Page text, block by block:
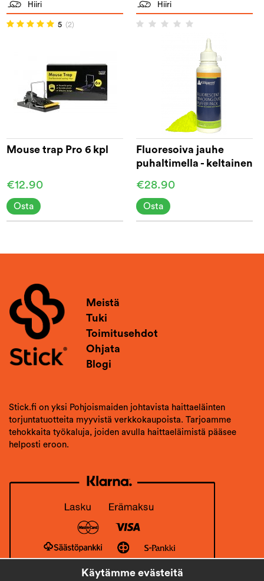
Hiiri
5 (2)
Mouse trap Pro 6 kpl
€12.90
Osta
Hiiri
Fluoresoiva jauhe
puhaltimella - keltainen
€28.90
Osta
Meistä
Tuki
Toimitusehdot
Ohjata
Blogi
Stick.fi on yksi Pohjoismaiden johtavista haittaeläinten
torjuntatuotteita myyvistä verkkokaupoista. Tarjoamme
tehokkaita työkaluja, joiden avulla haittaeläimistä pääsee
helposti eroon.
Käytämme evästeitä